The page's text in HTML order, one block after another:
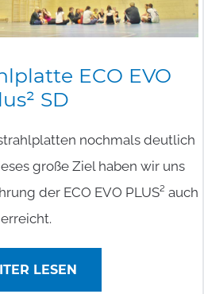
ECO EVO
SD
nochmals deutlich
große Ziel haben wir uns
der ECO EVO PLUS² auch
erreicht.
LESEN